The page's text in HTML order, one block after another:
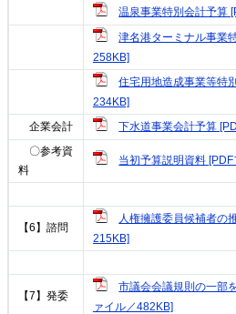
温泉事業特別会計予算
津名港ターミナル事業
258KB]
住宅用地造成事業等特
234KB]
企業会計
下水道事業会計予算
〇参考資
料
当初予算説明資料
【6】諮問
人権擁護委員候補者の
215KB]
【7】発委
市議会会議規則の一部
ァイル／482KB]